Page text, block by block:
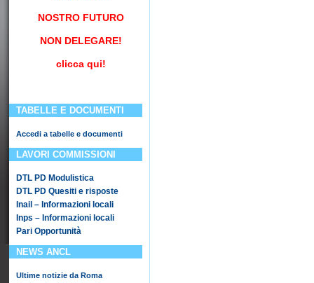
NOSTRO FUTURO
NON DELEGARE!
clicca qui!
TABELLE E DOCUMENTI
Accedi a tabelle e documenti
LAVORI COMMISSIONI
DTL PD Modulistica
DTL PD Quesiti e risposte
Inail – Informazioni locali
Inps – Informazioni locali
Pari Opportunità
NEWS ANCL
Ultime notizie da Roma